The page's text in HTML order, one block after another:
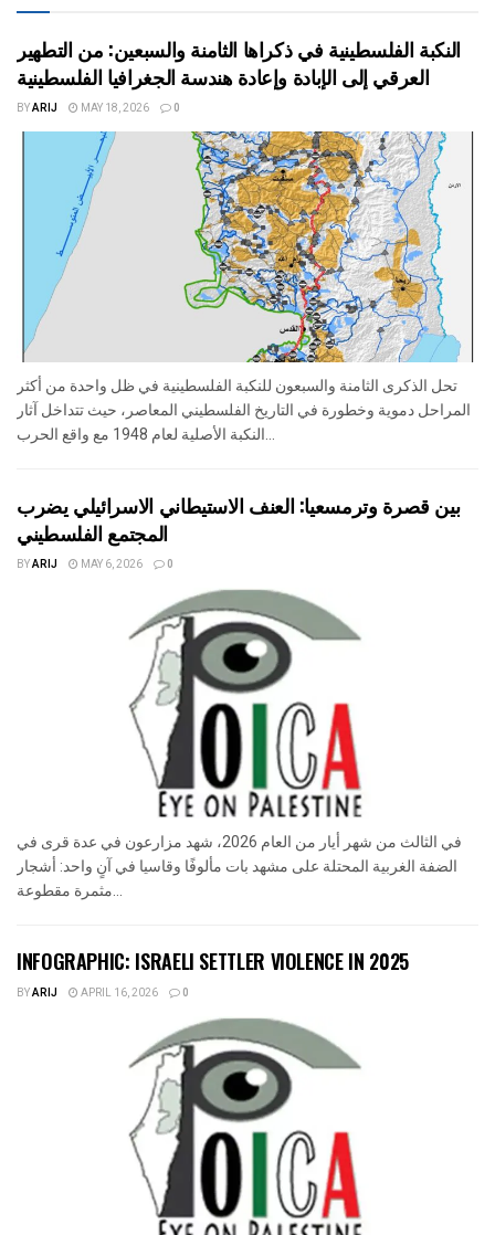
النكبة الفلسطينية في ذكراها الثامنة والسبعين: من التطهير
BYARIJ MAY 18, 2026 0
تحل الذكرى الثامنة والسبعون للنكبة الفلسطينية في ظل واحدة من أكثر
المراحل دموية وخطورة في التاريخ الفلسطيني المعاصر، حيث تتداخل آثار
بين قصرة وترمسعيا: العنف الاستيطاني الاسرائيلي يضرب
المجتمع الفلسطيني
BYARIJ MAY 6, 2026 0
في الثالث من شهر أيار من العام 2026، شهد مزارعون في عدة قرى في
الضفة الغربية المحتلة على مشهد بات مألوفًا وقاسيا في آنٍ واحد: أشجار
INFOGRAPHIC: ISRAELI SETTLER VIOLENCE IN 2025
BYARIJ APRIL 16, 2026 0